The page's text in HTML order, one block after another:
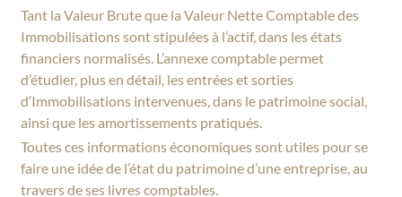
Tant la Valeur Brute que la Valeur Nette Comptable des
Immobilisations sont stipulées à l’actif, dans les états
financiers normalisés. L’annexe comptable permet
d’étudier, plus en détail, les entrées et sorties
d’Immobilisations intervenues, dans le patrimoine social,
ainsi que les amortissements pratiqués.
Toutes ces informations économiques sont utiles pour se
faire une idée de l’état du patrimoine d’une entreprise, au
travers de ses livres comptables.